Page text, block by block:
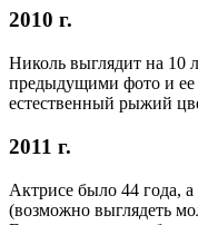
2010 г.
Николь выглядит на 10
предыдущими фото и ее
естественный рыжий
2011 г.
Актрисе было 44 года,
(возможно выглядеть